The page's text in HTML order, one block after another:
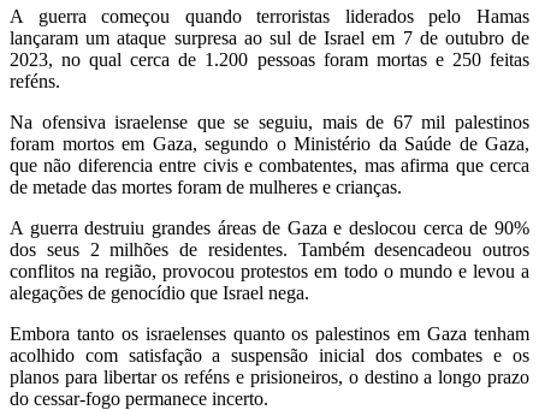
A guerra começou quando terroristas liderados pelo Hamas
lançaram um ataque surpresa ao sul de Israel em 7 de outubro de
2023, no qual cerca de 1.200 pessoas foram mortas e 250 feitas
reféns.
Na ofensiva israelense que se seguiu, mais de 67 mil palestinos
foram mortos em Gaza, segundo o Ministério da Saúde de Gaza,
que não diferencia entre civis e combatentes, mas afirma que cerca
de metade das mortes foram de mulheres e crianças.
A guerra destruiu grandes áreas de Gaza e deslocou cerca de 90%
dos seus 2 milhões de residentes. Também desencadeou outros
conflitos na região, provocou protestos em todo o mundo e levou a
alegações de genocídio que Israel nega.
Embora tanto os israelenses quanto os palestinos em Gaza tenham
acolhido com satisfação a suspensão inicial dos combates e os
planos para libertar os reféns e prisioneiros, o destino a longo prazo
do cessar-fogo permanece incerto.